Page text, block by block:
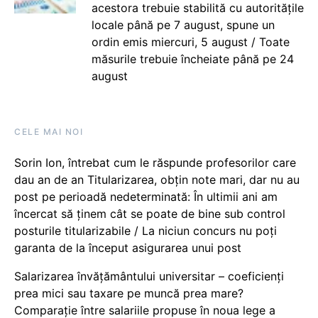
acestora trebuie stabilită cu autoritățile
locale până pe 7 august, spune un
ordin emis miercuri, 5 august / Toate
măsurile trebuie încheiate până pe 24
august
CELE MAI NOI
Sorin Ion, întrebat cum le răspunde profesorilor care
dau an de an Titularizarea, obțin note mari, dar nu au
post pe perioadă nedeterminată: În ultimii ani am
încercat să ținem cât se poate de bine sub control
posturile titularizabile / La niciun concurs nu poți
garanta de la început asigurarea unui post
Salarizarea învățământului universitar – coeficienți
prea mici sau taxare pe muncă prea mare?
Comparație între salariile propuse în noua lege a